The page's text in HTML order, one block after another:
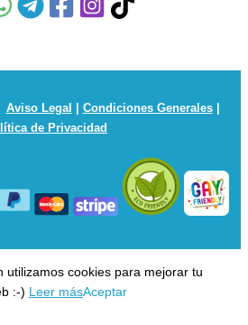
Aviso Legal Condiciones Generales|
de Privacidad
utilizamos cookies para mejorar tu
:-)
Leer másAceptar